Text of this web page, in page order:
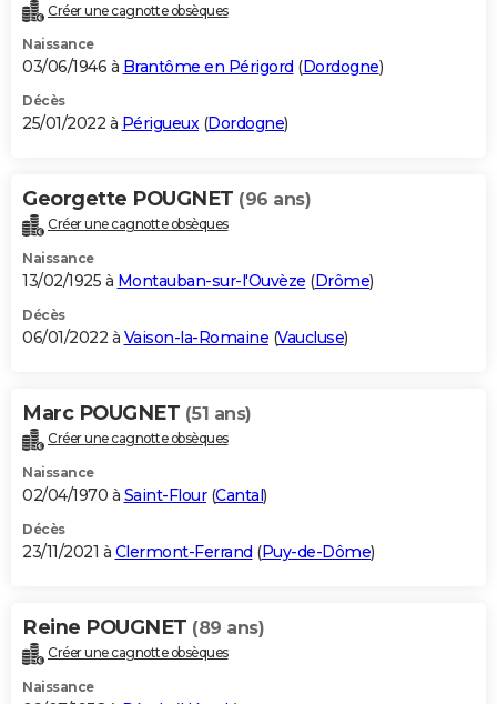
Créer une cagnotte obsèques
Naissance
03/06/1946 à Brantôme en Périgord (Dordogne)
Décès
25/01/2022 à Périgueux(Dordogne)
Georgette POUGNET (96 ans)
Créer une cagnotte obsèques
Naissance
13/02/1925 à Montauban-sur-l'Ouvèze (Drôme)
Décès
06/01/2022 à Vaison-la-Romaine (Vaucluse)
Marc POUGNET (51 ans)
Créer une cagnotte obsèques
Naissance
02/04/1970 à Saint-Flour(Cantal)
Décès
23/11/2021 à Clermont-Ferrand (Puy-de-Dôme)
Reine POUGNET (89 ans)
Créer une cagnotte obsèques
Naissance